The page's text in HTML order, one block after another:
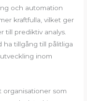
och automation
kraftfulla, vilket ger
till prediktiv analys.
ha tillgång till pålitliga
inom
organisationer som